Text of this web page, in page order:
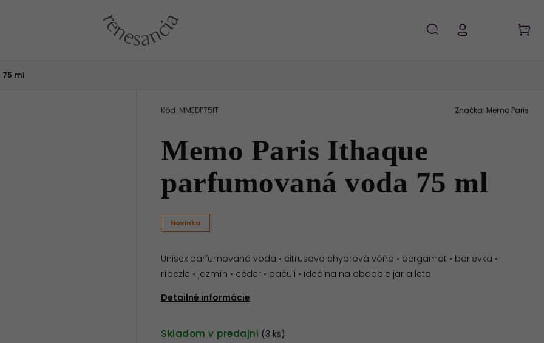
ml
Memo Paris Ithaque
parfumovaná voda 75 ml
Kód: MMEDP75IT
Unisex parfumovaná voda • citrusovo chyprová vôňa • bergamot • borievka •
ríbezle • jazmín • céder • pačuli • ideálna na obdobie jar a leto
Detailné informácie
Novinka
Značka: Memo Paris
Skladom v predajni (3 ks)